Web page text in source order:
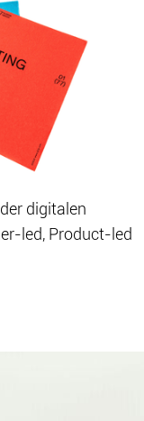
digitalen
led, Product-led